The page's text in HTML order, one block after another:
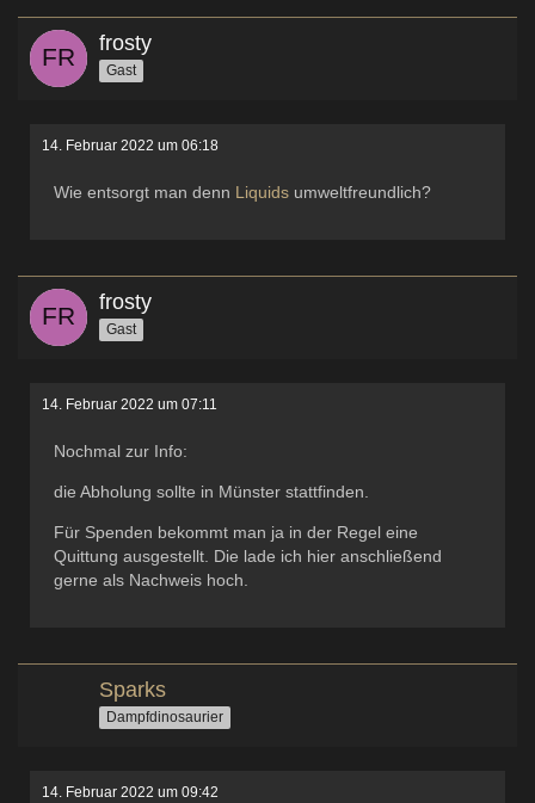
frosty
Gast
14. Februar 2022 um 06:18
Wie entsorgt man denn Liquids umweltfreundlich?
frosty
Gast
14. Februar 2022 um 07:11
Nochmal zur Info:
die Abholung sollte in Münster stattfinden.
Für Spenden bekommt man ja in der Regel eine
Quittung ausgestellt. Die lade ich hier anschließend
gerne als Nachweis hoch.
Sparks
Dampfdinosaurier
14. Februar 2022 um 09:42